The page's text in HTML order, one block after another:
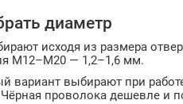
диаметр
исходя из размера
М12–М20 — 1,2–1,6 мм.
вариант выбирают при
проволока дешевле и